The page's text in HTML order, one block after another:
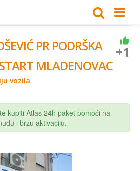
PR PODRŠKA
MLADENOVAC
vozila
+1
kupiti Atlas 24h paket pomoći na
i brzu aktivaciju.